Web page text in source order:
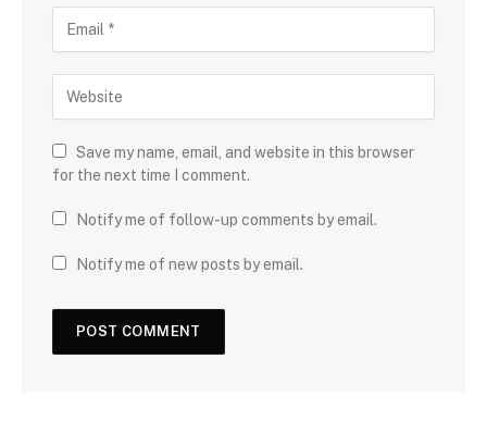
Save my name, email, and website in this browser
for the next time I comment.
Notify me of follow-up comments by email.
Notify me of new posts by email.